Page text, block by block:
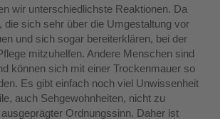
wir unterschiedlichste Reaktionen. Da
die sich sehr über die Umgestaltung vor
und sich sogar bereiterklären, bei der
mitzuhelfen. Andere Menschen sind
können sich mit einer Trockenmauer so
Es gibt einfach noch viel Unwissenheit
auch Sehgewohnheiten, nicht zu
Ordnungssinn. Daher ist